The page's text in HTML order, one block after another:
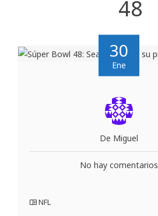
48
30
Ene
De Miguel
No hay comentarios
NFL